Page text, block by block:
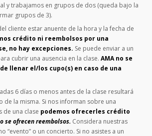
y trabajamos en grupos de dos (queda bajo la
grupos de 3).
cliente estar anuente de la hora y la fecha de
crédito ni reembolsos por una
no hay excepciones. Se puede enviar a un
cubrir una ausencia en la clase.AMA no se
llenar el/los cupo(s) en caso de una
6 días o menos antes de la clase resultará
de la misma. Si nos informan sobre una
de una clase podemos ofrecerles crédito
se ofrecen reembolsos. Considera nuestras
“evento” o un concierto. Si no asistes a un